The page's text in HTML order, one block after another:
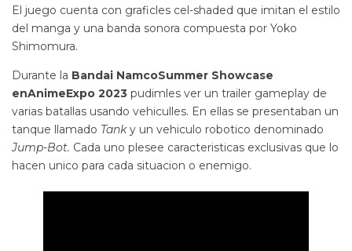
El juego cuenta con graficles cel-shaded que imitan el estilo
del manga y una banda sonora compuesta por Yoko
Shimomura.
Durante la Bandai NamcoSummer Showcase
enAnimeExpo 2023 pudimles ver un trailer gameplay de
varias batallas usando vehiculles. En ellas se presentaban un
tanque llamado Tanky un vehiculo robotico denominado
Jump-Bot. Cada uno plesee caracteristicas exclusivas que lo
hacen unico para cada situacion o enemigo.